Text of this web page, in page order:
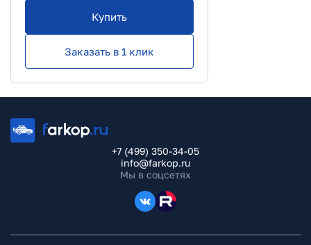
Купить
Заказать в 1 клик
+7 (499) 350-34-05
info@farkop.ru
Мы в соцсетях